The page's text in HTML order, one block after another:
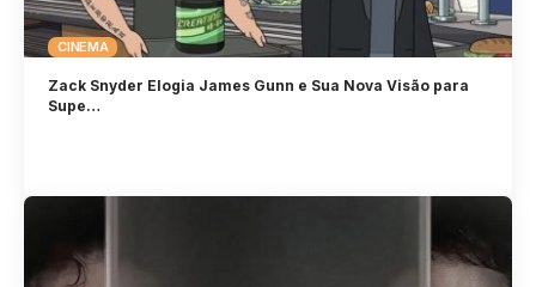
CINEMA
Zack Snyder Elogia James Gunn e Sua Nova Visão para
Supe…